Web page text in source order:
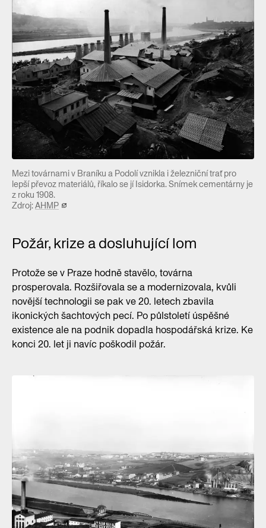
Mezi továrnami v Braníku a Podolí vznikla i železniční trať pro
lepší převoz materiálů, říkalo se jí Isidorka. Snímek cementárny je
z roku 1908.
Zdroj:AHMP
Požár, krize a dosluhující lom
Protože se v Praze hodně stavělo, továrna
prosperovala. Rozšiřovala se a modernizovala, kvůli
novější technologii se pak ve 20. letech zbavila
ikonických šachtových pecí. Po půlstoletí úspěšné
existence ale na podnik dopadla hospodářská krize. Ke
konci 20. let ji navíc poškodil požár.